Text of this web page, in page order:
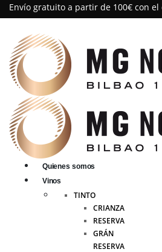
Envío gratuito a partir de 100€ con el
Quienes somos
Vinos
TINTO
CRIANZA
RESERVA
GRÁN
RESERVA